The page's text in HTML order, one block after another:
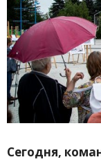
Сегодня,